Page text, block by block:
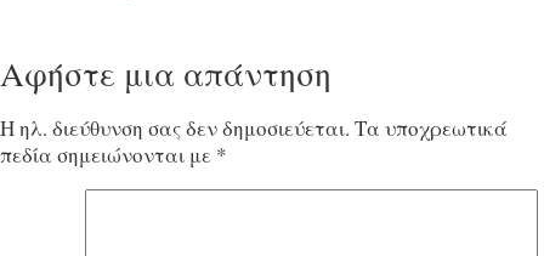
Αφήστε μια απάντηση
Η ηλ. διεύθυνση σας δεν δημοσιεύεται. Τα υποχρεωτικά
πεδία σημειώνονται με *